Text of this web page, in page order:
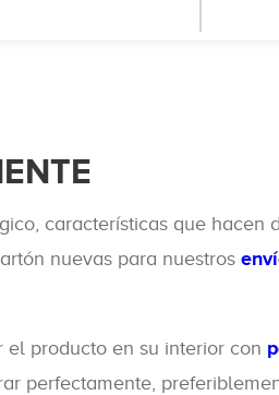
características que
nuevas para nuestros
el producto en su interior con
perfectamente,